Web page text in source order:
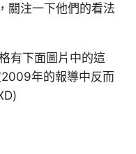
關注一下他們的看法
有下面圖片中的這
年的報導中反而